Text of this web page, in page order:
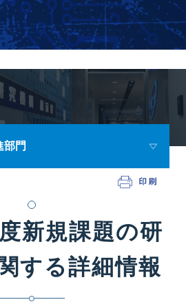
部門
新規課題の研
する詳細情報